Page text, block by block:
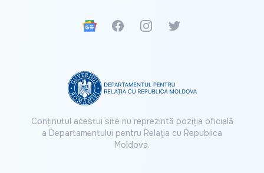
Google News
FacebookInstagramTwitter
Conținutul acestui site nu reprezintă poziția oficială
a Departamentului pentru Relația cu Republica
Moldova.